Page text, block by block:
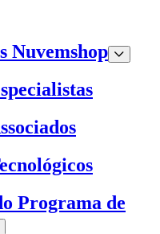
Nuvemshop
Programa de